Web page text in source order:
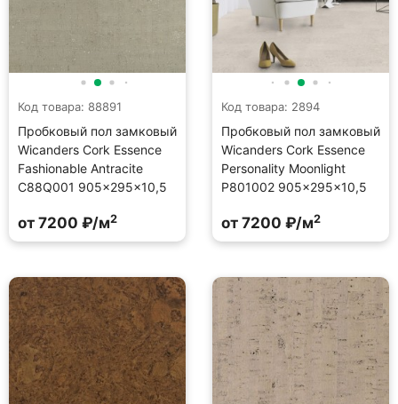
Код товара: 88891
Пробковый пол замковый
Wicanders Cork Essence
Fashionable Antracite
C88Q001 905×295×10,5
от 7200 ₽/м2
Код товара: 2894
Пробковый пол замковый
Wicanders Cork Essence
Personality Moonlight
P801002 905×295×10,5
от 7200 ₽/м2